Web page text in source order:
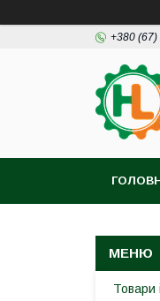
+380
Товари